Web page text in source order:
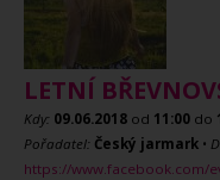
LETNÍ
Kdy: 09.06.2018 od 11:00 do
Pořadatel: Český jarmark •
https://www.facebook.com/